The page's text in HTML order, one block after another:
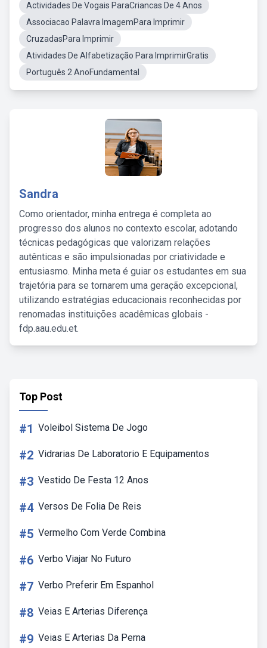
Actividades De Vogais ParaCriancas De 4 Anos
Associacao Palavra ImagemPara Imprimir
CruzadasPara Imprimir
Atividades De Alfabetização Para ImprimirGratis
Português 2 AnoFundamental
Sandra
Como orientador, minha entrega é completa ao
progresso dos alunos no contexto escolar, adotando
técnicas pedagógicas que valorizam relações
autênticas e são impulsionadas por criatividade e
entusiasmo. Minha meta é guiar os estudantes em sua
trajetória para se tornarem uma geração excepcional,
utilizando estratégias educacionais reconhecidas por
renomadas instituições acadêmicas globais -
fdp.aau.edu.et.
Top Post
#1 Voleibol Sistema De Jogo
#2 Vidrarias De Laboratorio E Equipamentos
#3 Vestido De Festa 12 Anos
#4 Versos De Folia De Reis
#5 Vermelho Com Verde Combina
#6 Verbo Viajar No Futuro
#7 Verbo Preferir Em Espanhol
#8 Veias E Arterias Diferença
#9 Veias E Arterias Da Perna